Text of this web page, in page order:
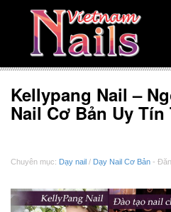
Kellypang Nail –
Nail Cơ Bản Uy Tín
Chuyên mục: Dạy nail / Dạy Nail Cơ Bản -